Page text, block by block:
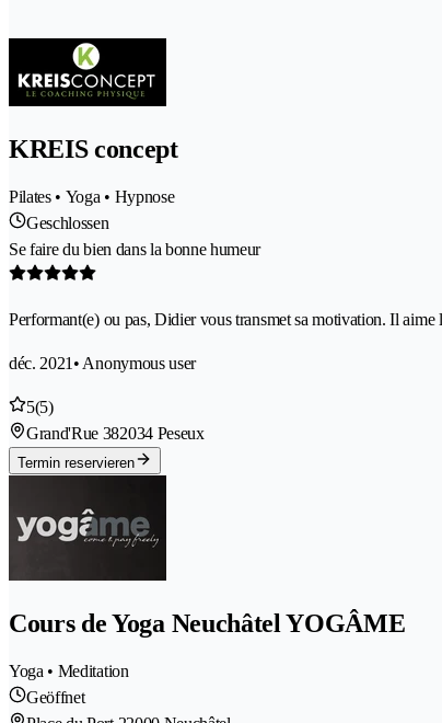
KREIS concept
Pilates • Yoga • Hypnose
Geschlossen
Se faire du bien dans la bonne humeur
Performant(e) ou pas, Didier vous transmet sa motivation. Il aime
déc. 2021 • Anonymous user
5(5)
Grand'Rue 382034 Peseux
Termin reservieren
Cours de Yoga Neuchâtel YOGÂME
Yoga • Meditation
Geöffnet